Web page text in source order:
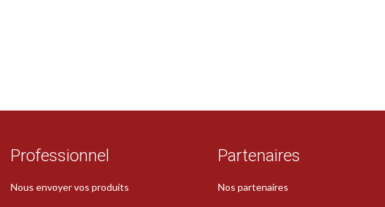
Professionnel
Nous envoyer vos produits
Partenaires
Nos partenaires